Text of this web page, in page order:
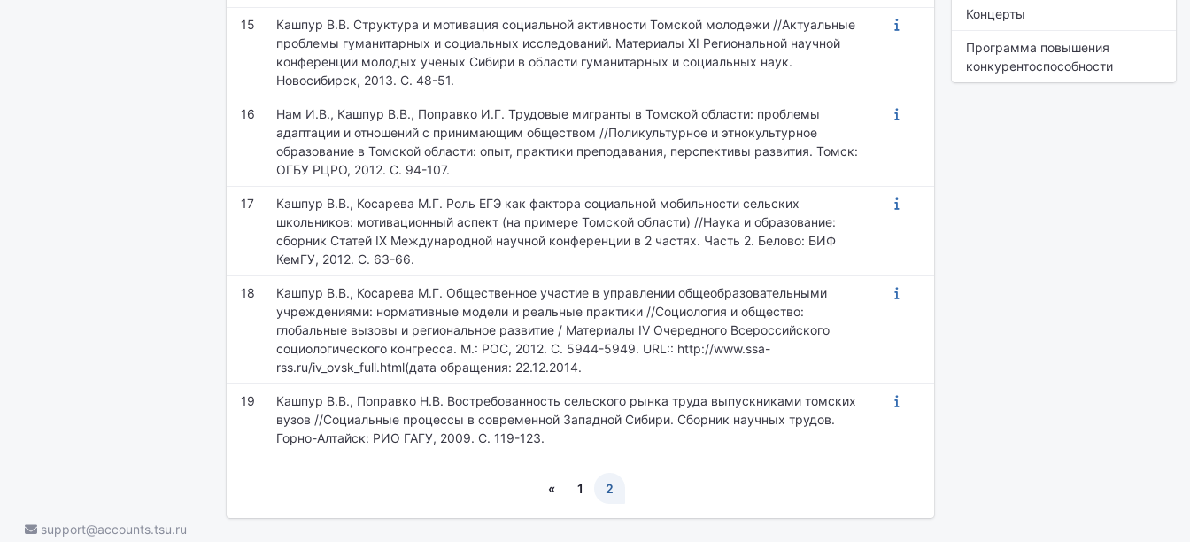
support@accounts.tsu.ru
15
Кашпур В.В. Структура и мотивация социальной активности Томской молодежи //Актуальные
проблемы гуманитарных и социальных исследований. Материалы XI Региональной научной
конференции молодых ученых Сибири в области гуманитарных и социальных наук.
Новосибирск, 2013. С. 48-51.
16
Нам И.В., Кашпур В.В., Поправко И.Г. Трудовые мигранты в Томской области: проблемы
адаптации и отношений с принимающим обществом //Поликультурное и этнокультурное
образование в Томской области: опыт, практики преподавания, перспективы развития. Томск:
ОГБУ РЦРО, 2012. С. 94-107.
17
Кашпур В.В., Косарева М.Г. Роль ЕГЭ как фактора социальной мобильности сельских
школьников: мотивационный аспект (на примере Томской области) //Наука и образование:
сборник Статей IX Международной научной конференции в 2 частях. Часть 2. Белово: БИФ
КемГУ, 2012. С. 63-66.
18
Кашпур В.В., Косарева М.Г. Общественное участие в управлении общеобразовательными
учреждениями: нормативные модели и реальные практики //Социология и общество:
глобальные вызовы и региональное развитие / Материалы IV Очередного Всероссийского
социологического конгресса. М.: РОС, 2012. С. 5944-5949. URL:: http://www.ssa-
rss.ru/iv_ovsk_full.html(дата обращения: 22.12.2014.
19
Кашпур В.В., Поправко Н.В. Востребованность сельского рынка труда выпускниками томских
вузов //Социальные процессы в современной Западной Сибири. Сборник научных трудов.
Горно-Алтайск: РИО ГАГУ, 2009. С. 119-123.
« 1 2
Концерты
Программа повышения
конкурентоспособности